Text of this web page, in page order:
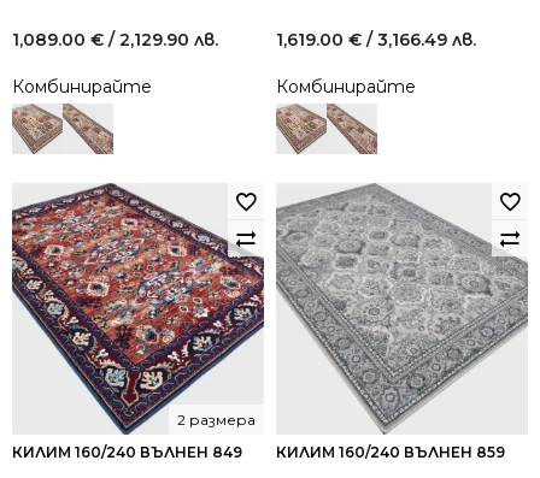
1,089.00 € / 2,129.90 лв.
Комбинирайте
1,619.00 € / 3,166.49 лв.
Комбинирайте
КИЛИМ 160/240 ВЪЛНЕН 849
2 размера
КИЛИМ 160/240 ВЪЛНЕН 859